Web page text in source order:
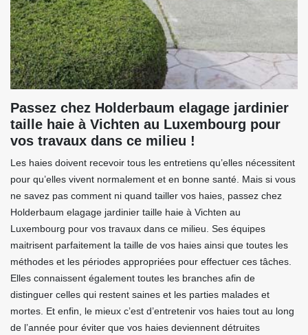
Passez chez Holderbaum elagage jardinier
taille haie à Vichten au Luxembourg pour
vos travaux dans ce milieu !
Les haies doivent recevoir tous les entretiens qu’elles nécessitent
pour qu’elles vivent normalement et en bonne santé. Mais si vous
ne savez pas comment ni quand tailler vos haies, passez chez
Holderbaum elagage jardinier taille haie à Vichten au
Luxembourg pour vos travaux dans ce milieu. Ses équipes
maitrisent parfaitement la taille de vos haies ainsi que toutes les
méthodes et les périodes appropriées pour effectuer ces tâches.
Elles connaissent également toutes les branches afin de
distinguer celles qui restent saines et les parties malades et
mortes. Et enfin, le mieux c’est d’entretenir vos haies tout au long
de l’année pour éviter que vos haies deviennent détruites